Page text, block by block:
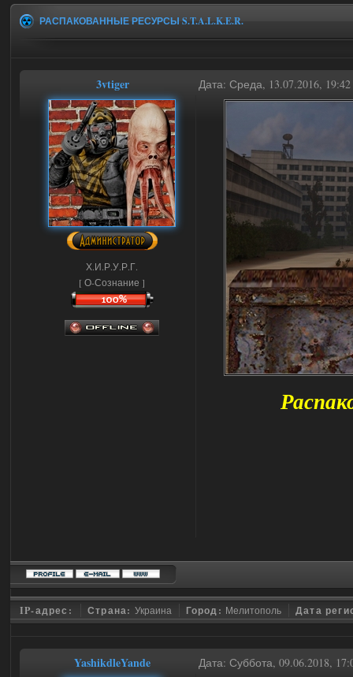
РАСПАКОВАННЫЕ РЕСУРСЫ S.T.A.L.K.E.R.
3vtiger Дата: Среда, 13.07.2016,
Х.И.Р.У.Р.Г.
[ О-Сознание ]
IP-адрес: Страна: Украина Город: Мелитополь Дата
YashikdleYande Дата: Суббота, 09.06.2018,